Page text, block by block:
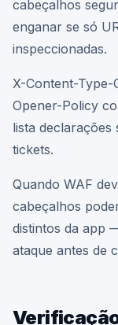
cabeçalhos
enganar se só
inspeccionadas.
X-Content-Type-
Opener-Policy
lista
tickets.
Quando WAF
cabeçalhos
distintos da app
ataque antes de